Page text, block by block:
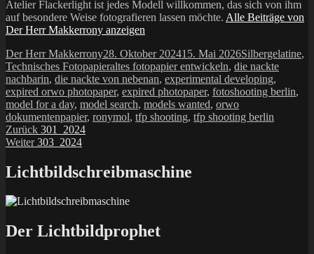
Atelier Flackerlight ist jedes Modell willkommen, das sich von ihm
auf besondere Weise fotografieren lassen möchte. Alle Beiträge von
Der Herr Makkerrony anzeigen
Autor
Der Herr MakkerronyVeröffentlicht
am
28. Oktober 202415. Mai 2026Kategorien
Silbergelatine,
Technisches FotopapierSchlagwörter
altes fotopapier entwickeln, die nackte
nachbarin, die nackte von nebenan, experimental developing,
expired orwo photopaper, expired photopaper, fotoshooting berlin,
model for a day, model search, models wanted, orwo
dokumentenpapier, ronymol, tfp shooting, tfp shooting berlin
Beitragsnavigation
Zurück Vorheriger
Beitrag:
301_2024
Weiter Nächster
303_2024
Lichtbildschreibmaschine
Der Lichtbildprophet